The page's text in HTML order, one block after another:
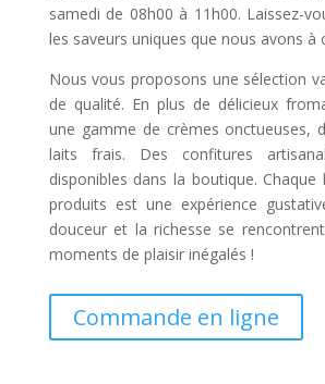
samedi de 08h00 à 11h00. Laissez-
les saveurs uniques que nous avons à
Nous vous proposons une sélection
de qualité. En plus de délicieux
une gamme de crèmes onctueuses,
laits frais. Des confitures
disponibles dans la boutique.
produits est une expérience
douceur et la richesse se
moments de plaisir inégalés !
Commande en ligne